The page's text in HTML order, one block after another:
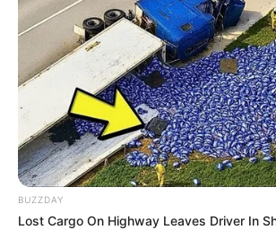
(foto: instagram/
8. Demi memperdalam ilmu
Sungkar rela mengambil kursus
membuat kue
BUZZDAY
Lost Cargo On Highway Leaves Driver In